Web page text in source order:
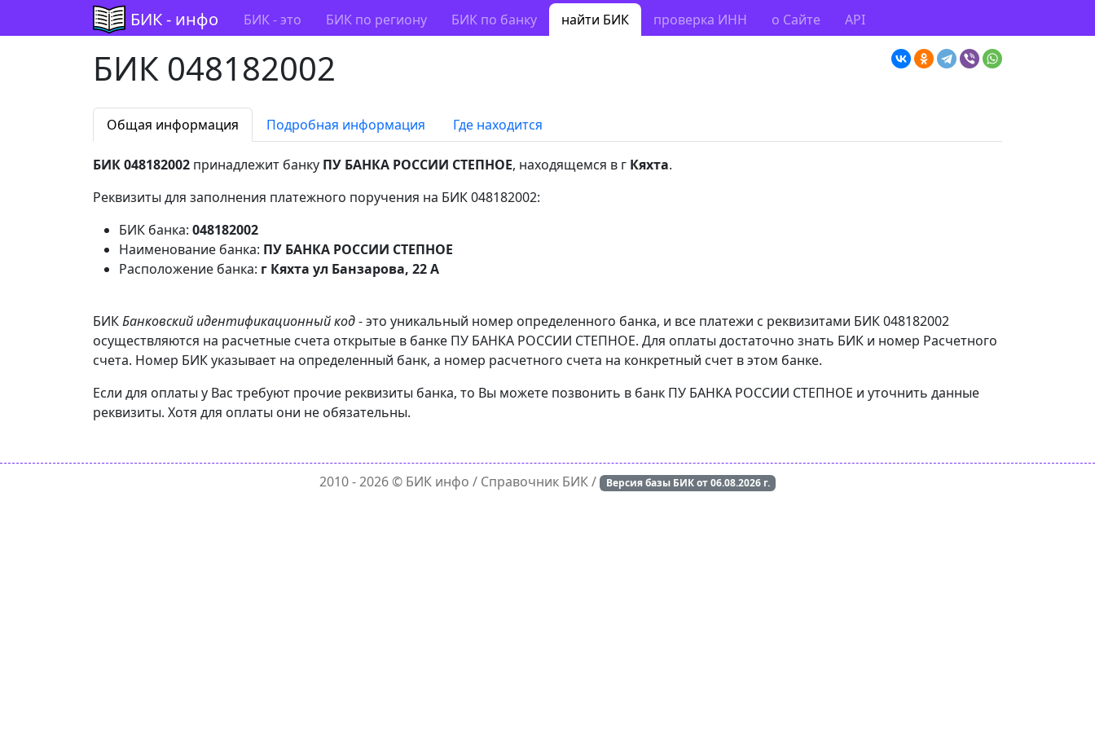
БИК - инфо БИК - это БИК по региону БИК по банку найти БИК проверка ИНН о Сайте API
БИК 048182002
Общая информация Подробная информация Где находится
БИК 048182002 принадлежит банку ПУ БАНКА РОССИИ СТЕПНОЕ, находящемся в г Кяхта.
Реквизиты для заполнения платежного поручения на БИК 048182002:
БИК банка: 048182002
Наименование банка: ПУ БАНКА РОССИИ СТЕПНОЕ
Расположение банка: г Кяхта ул Банзарова, 22 А
БИКБанковский идентификационный код- это уникальный номер определенного банка, и все платежи с реквизитами БИК 048182002
осуществляются на расчетные счета открытые в банке ПУ БАНКА РОССИИ СТЕПНОЕ. Для оплаты достаточно знать БИК и номер Расчетного
счета. Номер БИК указывает на определенный банк, а номер расчетного счета на конкретный счет в этом банке.
Если для оплаты у Вас требуют прочие реквизиты банка, то Вы можете позвонить в банк ПУ БАНКА РОССИИ СТЕПНОЕ и уточнить данные
реквизиты. Хотя для оплаты они не обязательны.
2010 - 2026 © БИК инфо / Справочник БИК / Версия базы БИК от06.08.2026г.